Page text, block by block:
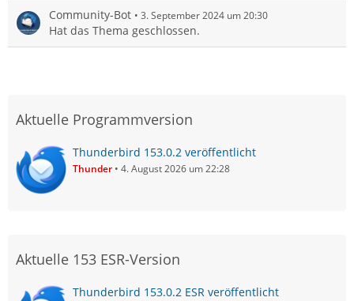
Community-Bot 3. September 2024 um 20:30
Hat das Thema geschlossen.
Aktuelle Programmversion
Thunderbird 153.0.2 veröffentlicht
Thunder 4. August 2026 um 22:28
Aktuelle 153 ESR-Version
Thunderbird 153.0.2 ESR veröffentlicht